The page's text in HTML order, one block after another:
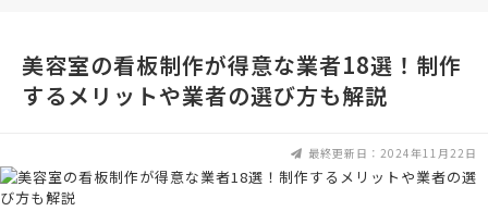
美容室の看板制作が得意な業者18選！制作
するメリットや業者の選び方も解説
最終更新日：2024年11月22日